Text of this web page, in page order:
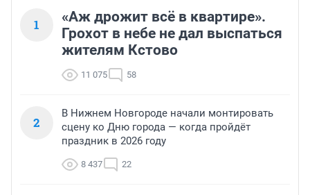
1
«Аж дрожит всё в квартире».
Грохот в небе не дал выспаться
жителям Кстово
11 075 58
2
В Нижнем Новгороде начали монтировать
сцену ко Дню города — когда пройдёт
праздник в 2026 году
8 437 22